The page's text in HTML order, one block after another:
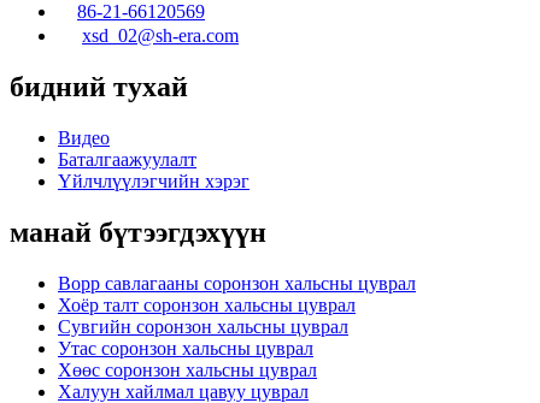
86-21-66120569
xsd_02@sh-era.com
бидний тухай
Видео
Баталгаажуулалт
Үйлчлүүлэгчийн хэрэг
манай бүтээгдэхүүн
Bopp савлагааны соронзон хальсны цуврал
Хоёр талт соронзон хальсны цуврал
Сувгийн соронзон хальсны цуврал
Утас соронзон хальсны цуврал
Хөөс соронзон хальсны цуврал
Халуун хайлмал цавуу цуврал